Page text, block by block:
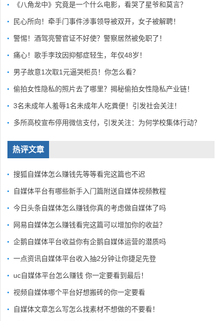
《八角龙中》究竟是一个什么电影，看哭了星爷和莫言？
民心所向！牵手门事件涉事领导被双开，女子被解聘！
警惕！酒驾亮警官证不好使？警察居然被免职了！
痛心！歌手李玟因抑郁症轻生，年仅48岁！
男子故意1次取1元逼哭柜员！你怎么看？
偷拍女性隐私的照片去了哪里？揭秘偷拍女性隐私产业链！
3名未成年人羞辱1名未成年人吃粪便！引发社会关注！
多所高校宣布停用微信支付，引发关注：为何学校集体行动？
热评文章
搜狐自媒体怎么赚钱先等等看完这篇也不迟
自媒体平台有哪些新手入门篇附送自媒体视频教程
今日头条自媒体怎么赚钱你真的考虑做自媒体了吗
网易自媒体怎么赚钱看完这篇可以增加你的收益？
企鹅自媒体平台收益你有企鹅自媒体运营的潜质吗
一点资讯自媒体平台收入抽2分钟让你捷足先登
uc自媒体平台怎么赚钱 你一定要看到最后！
视频自媒体哪个平台好想搬砖的你一定要看
自媒体文章怎么写怎么找素材不想做的不要看！